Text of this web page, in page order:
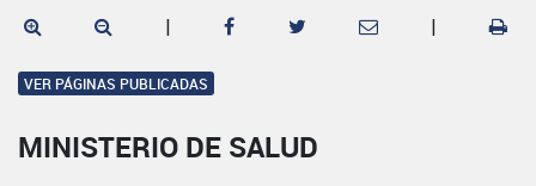
| |
VER PÁGINAS PUBLICADAS
MINISTERIO DE SALUD